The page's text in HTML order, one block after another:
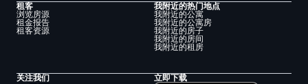
租客
浏览房源
租金报告
租客资源
我附近的热门地点
我附近的公寓
我附近的公寓房
我附近的房子
我附近的房间
我附近的租房
关注我们 立即下载